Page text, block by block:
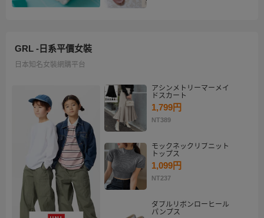
GRL -日系平價女裝
日本知名女裝網購平台
アシンメトリーマーメイ
ドスカート
1,799円
NT389
モックネックリブニット
トップス
1,099円
NT237
ダブルリボンローヒール
パンプス